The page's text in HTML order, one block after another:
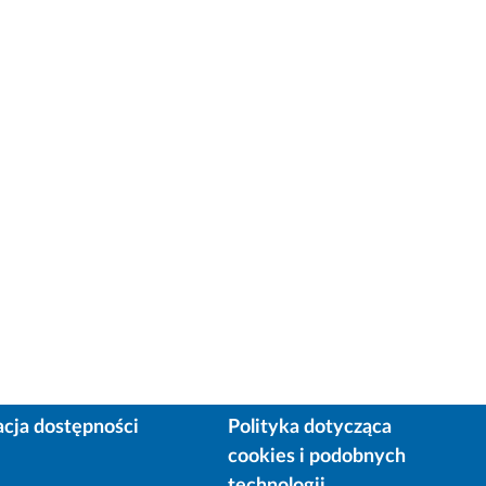
dostępności
Polityka dotycząca
cookies i podobnych